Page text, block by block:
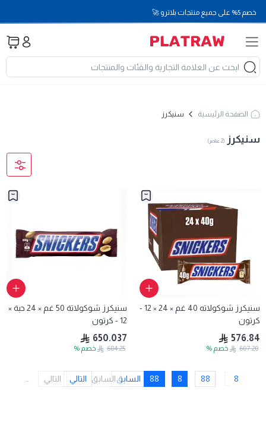
خصم 5% على جميع منتجات بلاترو 🚀
الصفحة الرئيسية سنيكرز
سنيكرز (
2 عناصر)
سنيكرز شوكولاته 40 غم × 24 × 12 -
كرتون
576.84
607.20 خصم %
سنيكرز شوكولاتة 50 غم × 24 حبة ×
12 - كرتون
650.037
684.25 خصم %
8
88
8
88 السابقالسابق التالي التالي